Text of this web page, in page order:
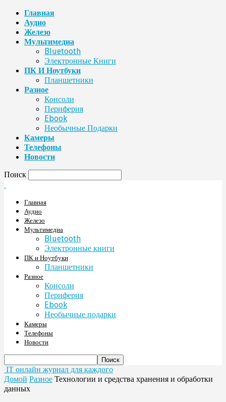
Главная
Аудио
Железо
Мультимедиа
Bluetooth
Электронные Книги
ПК И Ноутбуки
Планшетники
Разное
Консоли
Периферия
Ebook
Необычные Подарки
Камеры
Телефоны
Новости
Поиск
Главная
Аудио
Железо
Мультимедиа
Bluetooth
Электронные книги
ПК и Ноутбуки
Планшетники
Разное
Консоли
Периферия
Ebook
Необычные подарки
Камеры
Телефоны
Новости
IT онлайн журнал для каждого
Домой Разное Технологии и средства хранения и обработки
данных